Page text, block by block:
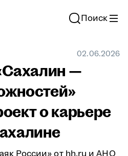
Поиск
02.06.2026
—
о карьере